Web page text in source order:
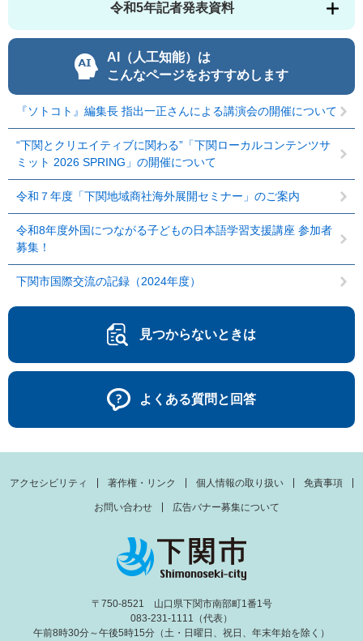
令和5年記者発表資料
AI（人工知能）は
こんなページをおすすめします
『ソトコト』編集長 指出一正さんによる講演会の開催について
“下関とクリエイティブに関わる”「下関ローカルコンテンツサ
ミット 2026 SPRING」の開催について
令和７年度「下関地域商社海外展開セミナー」のご案内
令和8年度外国につながる子どもの日本語学習支援講座 参加者
募集！
下関市国際交流の記録（2024年度）
見つからないときは
よくある質問と回答
アクセシビリティ 著作権・リンク 個人情報の取り扱い 免責事項
お問い合わせ 広告バナー募集について
〒750-8521 山口県下関市南部町1番1号
083-231-1111（代表）
午前8時30分～午後5時15分（土・日曜日、祝日、年末年始を除く）